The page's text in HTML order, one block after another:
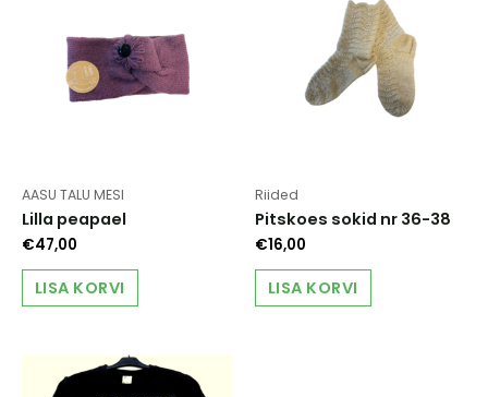
AASU TALU MESI
Lilla peapael
€47,00
LISA KORVI
Riided
Pitskoes sokid nr 36-38
€16,00
LISA KORVI